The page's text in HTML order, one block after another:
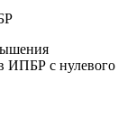
ИПБР с нулевого